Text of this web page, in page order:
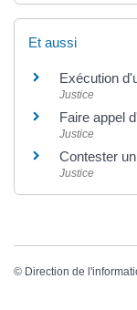
Et aussi
Exécution
Justice
Faire appel
Justice
Contester
Justice
© Direction de